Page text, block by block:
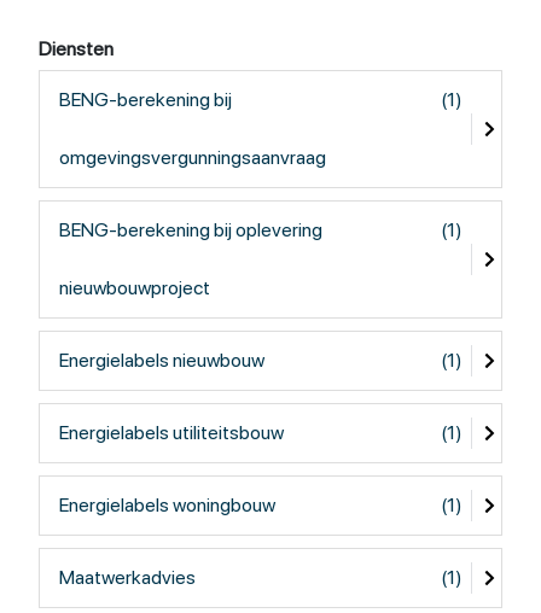
Diensten
BENG-berekening bij
omgevingsvergunningsaanvraag
(1)
BENG-berekening bij oplevering
nieuwbouwproject
(1)
Energielabels nieuwbouw (1)
Energielabels utiliteitsbouw (1)
Energielabels woningbouw (1)
Maatwerkadvies (1)